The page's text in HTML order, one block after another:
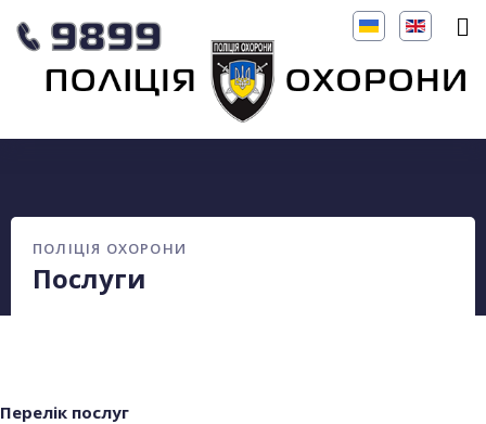
ПОЛІЦІЯ ОХОРОНИ
Послуги
Перелік послуг